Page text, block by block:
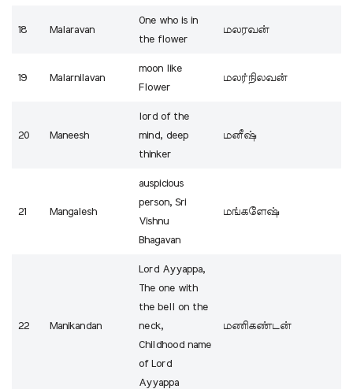
18 Malaravan
One who is in
the flower
மலரவன்
19 Malarnilavan
moon like
Flower
மலர்நிலவன்
20 Maneesh
lord of the
mind, deep
thinker
மனீஷ்
21 Mangalesh
auspicious
person, Sri
Vishnu
Bhagavan
மங்களேஷ்
22 Manikandan
Lord Ayyappa,
The one with
the bell on the
neck,
Childhood name
of Lord
Ayyappa
மணிகண்டன்